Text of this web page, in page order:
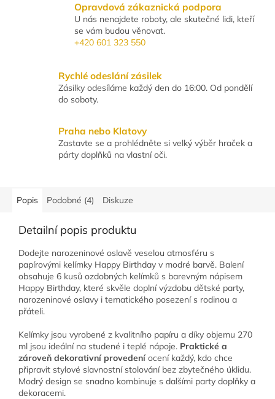
Opravdová zákaznická podpora
U nás nenajdete roboty, ale skutečné lidi, kteří
se vám budou věnovat.
+420 601 323 550
Rychlé odeslání zásilek
Zásilky odesíláme každý den do 16:00. Od pondělí
do soboty.
Praha nebo Klatovy
Zastavte se a prohlédněte si velký výběr hraček a
párty doplňků na vlastní oči.
Popis Podobné (4) Diskuze
Detailní popis produktu
Dodejte narozeninové oslavě veselou atmosféru s
papírovými kelímky Happy Birthday v modré barvě. Balení
obsahuje 6 kusů ozdobných kelímků s barevným nápisem
Happy Birthday, které skvěle doplní výzdobu dětské party,
narozeninové oslavy i tematického posezení s rodinou a
přáteli.
Kelímky jsou vyrobené z kvalitního papíru a díky objemu 270
ml jsou ideální na studené i teplé nápoje. Praktické a
zároveň dekorativní provedení ocení každý, kdo chce
připravit stylové slavnostní stolování bez zbytečného úklidu.
Modrý design se snadno kombinuje s dalšími party doplňky a
dekoracemi.